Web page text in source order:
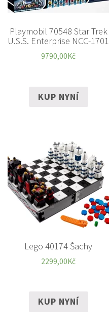
Playmobil 70548 Star Trek
U.S.S. Enterprise NCC-1701
9790,00Kč
KUP NYNÍ
Lego 40174 Šachy
2299,00Kč
KUP NYNÍ